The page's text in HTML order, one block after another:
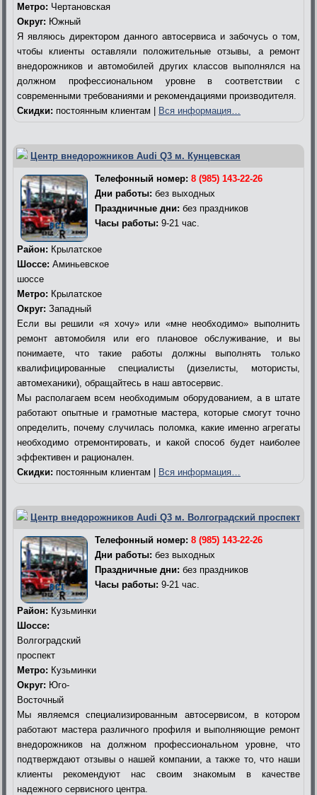
Метро: Чертановская
Округ: Южный
Я являюсь директором данного автосервиса и забочусь о том,
чтобы клиенты оставляли положительные отзывы, а ремонт
внедорожников и автомобилей других классов выполнялся на
должном профессиональном уровне в соответствии с
современными требованиями и рекомендациями производителя.
Скидки: постоянным клиентам | Вся информация…
Центр внедорожников Audi Q3 м. Кунцевская
Телефонный номер: 8 (985) 143-22-26
Дни работы: без выходных
Праздничные дни: без праздников
Часы работы: 9-21 час.
Район: Крылатское
Шоссе: Аминьевское
шоссе
Метро: Крылатское
Округ: Западный
Если вы решили «я хочу» или «мне необходимо» выполнить
ремонт автомобиля или его плановое обслуживание, и вы
понимаете, что такие работы должны выполнять только
квалифицированные специалисты (дизелисты, мотористы,
автомеханики), обращайтесь в наш автосервис.
Мы располагаем всем необходимым оборудованием, а в штате
работают опытные и грамотные мастера, которые смогут точно
определить, почему случилась поломка, какие именно агрегаты
необходимо отремонтировать, и какой способ будет наиболее
эффективен и рационален.
Скидки: постоянным клиентам | Вся информация…
Центр внедорожников Audi Q3 м. Волгоградский проспект
Телефонный номер: 8 (985) 143-22-26
Дни работы: без выходных
Праздничные дни: без праздников
Часы работы: 9-21 час.
Район: Кузьминки
Шоссе:
Волгоградский
проспект
Метро: Кузьминки
Округ: Юго-
Восточный
Мы являемся специализированным автосервисом, в котором
работают мастера различного профиля и выполняющие ремонт
внедорожников на должном профессиональном уровне, что
подтверждают отзывы о нашей компании, а также то, что наши
клиенты рекомендуют нас своим знакомым в качестве
надежного сервисного центра.